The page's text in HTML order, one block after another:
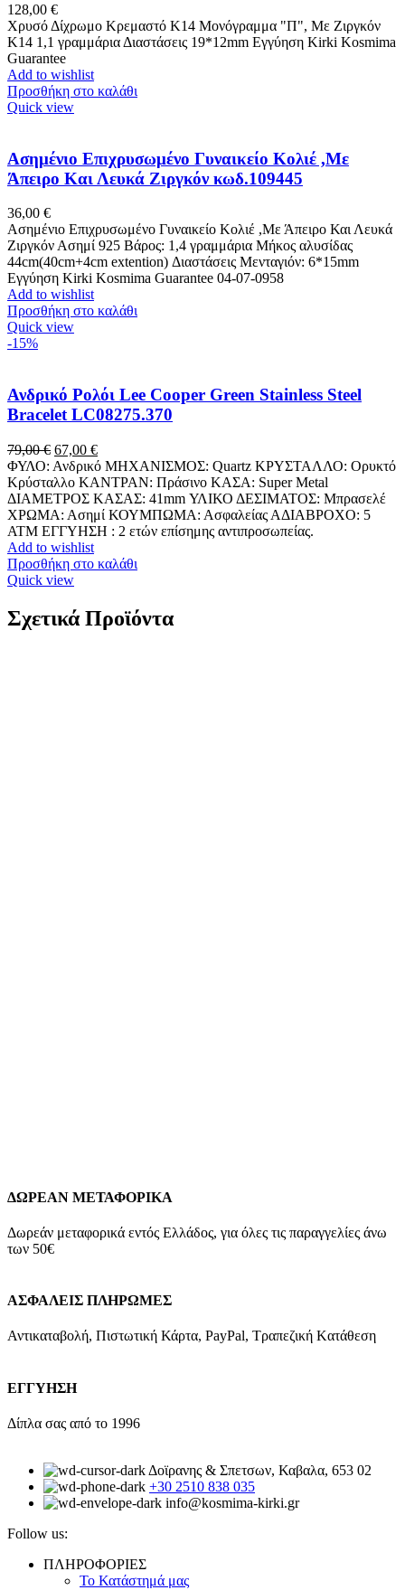
128,00 €
Χρυσό Δίχρωμο Κρεμαστό K14 Μονόγραμμα "Π", Με Ζιργκόν
Κ14 1,1 γραμμάρια Διαστάσεις 19*12mm Εγγύηση Kirki Kosmima
Guarantee
Add to wishlist
Προσθήκη στο καλάθι
Quick view
Ασημένιο Επιχρυσωμένο Γυναικείo Κολιέ ,Με
Άπειρο Και Λευκά Ζιργκόν κωδ.109445
36,00 €
Ασημένιο Επιχρυσωμένο Γυναικείo Κολιέ ,Με Άπειρο Και Λευκά
Ζιργκόν Ασημί 925 Βάρος: 1,4 γραμμάρια Μήκος αλυσίδας
44cm(40cm+4cm extention) Διαστάσεις Μενταγιόν: 6*15mm
Eγγύηση Kirki Kosmima Guarantee 04-07-0958
Add to wishlist
Προσθήκη στο καλάθι
Quick view
-15%
Ανδρικό Ρολόι Lee Cooper Green Stainless Steel
Bracelet LC08275.370
79,00€ Original
price
was:
79,00 €.
67,00 €Η
τρέχουσα
τιμή
είναι:
67,00 €.
ΦΥΛΟ: Ανδρικό ΜΗΧΑΝΙΣΜΟΣ: Quartz ΚΡΥΣΤΑΛΛΟ: Ορυκτό
Κρύσταλλο ΚΑΝΤΡΑΝ: Πράσινο ΚΑΣΑ: Super Metal
ΔΙΑΜΕΤΡΟΣ ΚΑΣΑΣ: 41mm ΥΛΙΚΟ ΔΕΣΙΜΑΤΟΣ: Μπρασελέ
ΧΡΩΜΑ: Ασημί ΚΟΥΜΠΩΜΑ: Ασφαλείας ΑΔΙΑΒΡΟΧΟ: 5
ATM ΕΓΓΥΗΣΗ : 2 ετών επίσημης αντιπροσωπείας.
Add to wishlist
Προσθήκη στο καλάθι
Quick view
Σχετικά Προϊόντα
ΔΩΡΕΑΝ ΜΕΤΑΦΟΡΙΚΑ
Δωρεάν μεταφορικά εντός Ελλάδος, για όλες τις παραγγελίες άνω
των 50€
ΑΣΦΑΛΕΙΣ ΠΛΗΡΩΜΕΣ
Αντικαταβολή, Πιστωτική Κάρτα, PayPal, Τραπεζική Kατάθεση
ΕΓΓΥΗΣΗ
Δίπλα σας από το 1996
Δοϊρανης & Σπετσων, Καβαλα, 653 02
+30 2510 838 035
info@kosmima-kirki.gr
Follow us:
ΠΛΗΡΟΦΟΡΙΕΣ
Το Κατάστημά μας